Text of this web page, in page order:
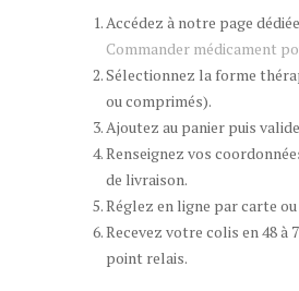
Accédez à notre page
Commander médicament
Sélectionnez la forme
ou comprimés).
Ajoutez au panier puis
Renseignez vos
de livraison.
Réglez en ligne par carte
Recevez votre colis en 48 à
point relais.